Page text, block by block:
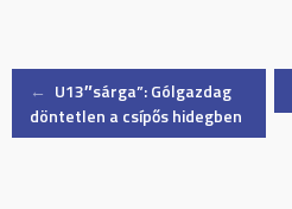
Post
← U13″sárga”: Gólgazdag
döntetlen a csípős hidegben